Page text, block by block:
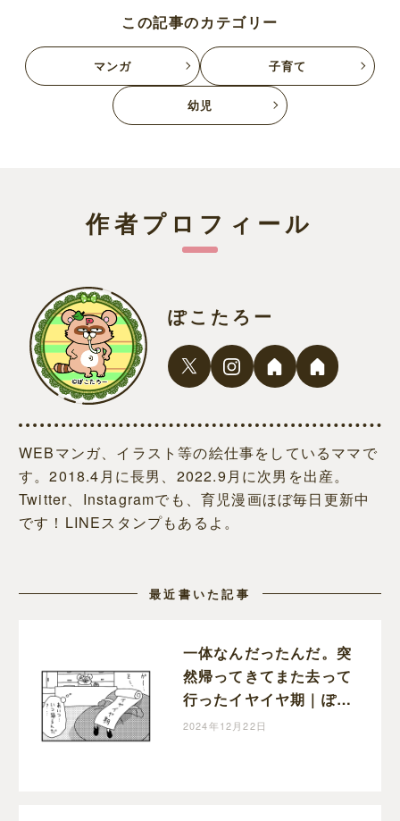
この記事のカテゴリー
マンガ 子育て
幼児
作者プロフィール
ぽこたろー
WEBマンガ、イラスト等の絵仕事をしているママで
す。2018.4月に長男、2022.9月に次男を出産。
Twitter、Instagramでも、育児漫画ほぼ毎日更新中
です！LINEスタンプもあるよ。
最近書いた記事
一体なんだったんだ。突
然帰ってきてまた去って
行ったイヤイヤ期｜ぽこ
たろー育児漫画
2024年12月22日